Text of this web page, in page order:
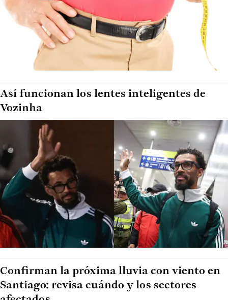
Así funcionan los lentes inteligentes de
Vozinha
Confirman la próxima lluvia con viento en
Santiago: revisa cuándo y los sectores